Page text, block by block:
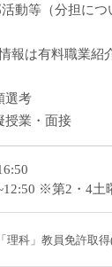
動等（分担につ
報は有料職業紹
選考
授業・面接
※第2・4土
理科」教員免許取